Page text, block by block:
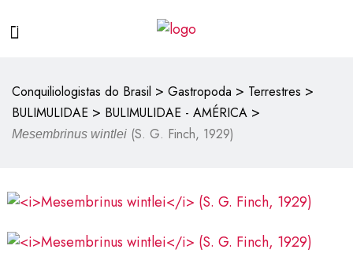
Conquiliologistas do Brasil > Gastropoda > Terrestres >
BULIMULIDAE > BULIMULIDAE - AMÉRICA >
Mesembrinus wintlei (S. G. Finch, 1929)